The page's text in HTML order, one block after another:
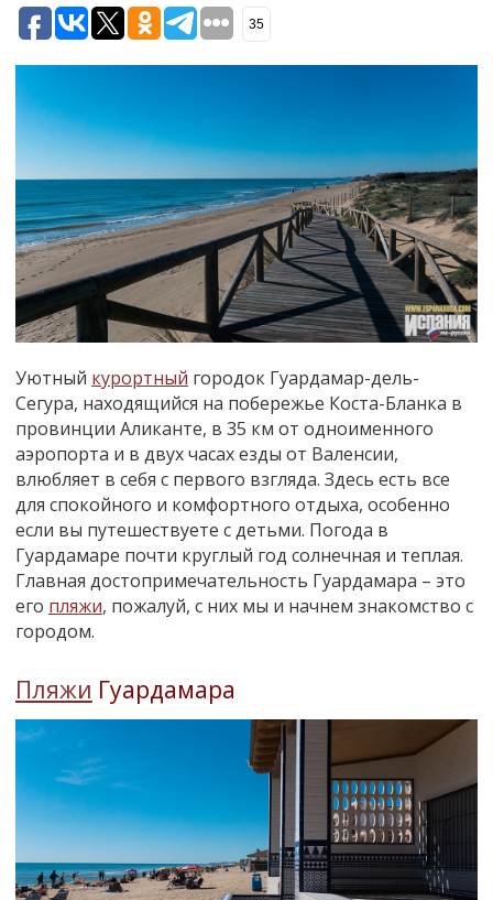
35
Уютный курортный городок Гуардамар-дель-
Сегура, находящийся на побережье Коста-Бланка в
провинции Аликанте, в 35 км от одноименного
аэропорта и в двух часах езды от Валенсии,
влюбляет в себя с первого взгляда. Здесь есть все
для спокойного и комфортного отдыха, особенно
если вы путешествуете с детьми. Погода в
Гуардамаре почти круглый год солнечная и теплая.
Главная достопримечательность Гуардамара – это
его пляжи, пожалуй, с них мы и начнем знакомство с
городом.
Пляжи Гуардамара